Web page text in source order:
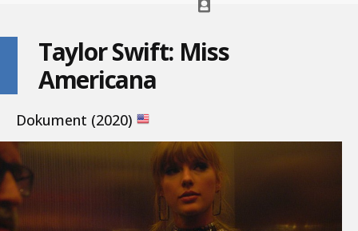
Taylor Swift: Miss
Americana
Dokument (2020)